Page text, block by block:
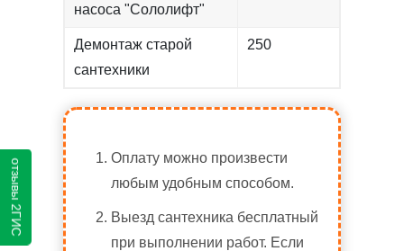
насоса "Сололифт"
Демонтаж старой
сантехники
250
Оплату можно произвести
любым удобным способом.
Выезд сантехника бесплатный
при выполнении работ. Если
отзывы 2ГИС